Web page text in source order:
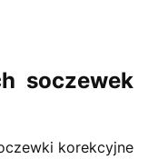
soczewek
korekcyjne